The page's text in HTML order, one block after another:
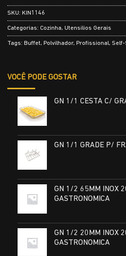
SKU: KIN1146
Categorias: Cozinha, Utensilios Gerais
Tags: Buffet, Polvilhador, Profissional, Self-
VOCÊ PODE GOSTAR
GN 1/1 CESTA C/
GN 1/1 GRADE P/
GN 1/2 65MM INOX
GASTRONOMICA
GN 1/2 20MM INOX
GASTRONOMICA